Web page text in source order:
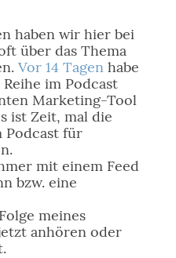
haben wir hier bei
über das Thema
Vor 14 Tagenhabe
im Podcast
Marketing-Tool
ist Zeit, mal die
Podcast für
mit einem Feed
bzw. eine
meines
anhören oder